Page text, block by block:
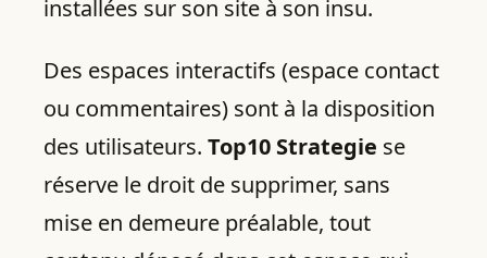
installées sur son site à son insu.
Des espaces interactifs (espace contact
ou commentaires) sont à la disposition
des utilisateurs. Top10 Strategie se
réserve le droit de supprimer, sans
mise en demeure préalable, tout